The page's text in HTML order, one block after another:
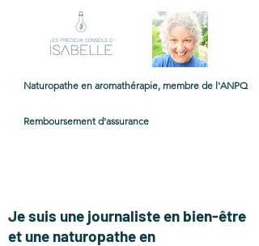
Naturopathe en aromathérapie, membre de l'ANPQ
Remboursement d'assurance
Je suis une journaliste en bien-être
et une naturopathe en